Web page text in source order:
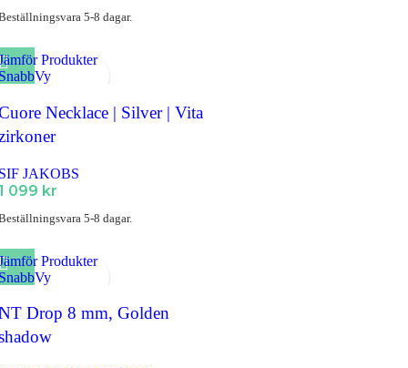
5-8 dagar.
Produkter
Necklace | Silver | Vita
JAKOBS
099 kr
5-8 dagar.
Produkter
Drop 8 mm, Golden